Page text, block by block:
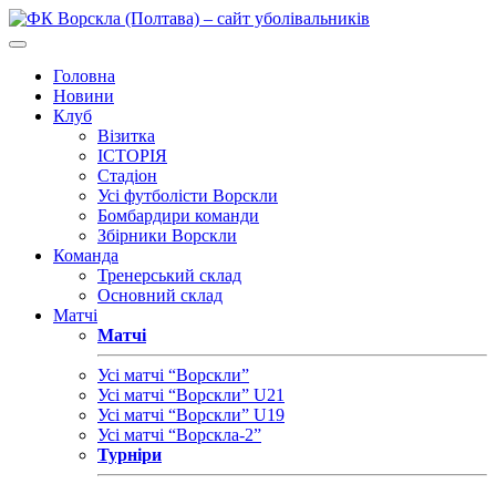
Головна
Новини
Клуб
Візитка
ІСТОРІЯ
Стадіон
Усі футболісти Ворскли
Бомбардири команди
Збірники Ворскли
Команда
Тренерський склад
Основний склад
Матчі
Матчі
Усі матчі “Ворскли”
Усі матчі “Ворскли” U21
Усі матчі “Ворскли” U19
Усі матчі “Ворскла-2”
Турніри